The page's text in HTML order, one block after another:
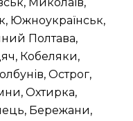
Миколаїв,
Южноукраїнськ,
Полтава,
Кобеляки,
Острог,
Охтирка,
Бережани,